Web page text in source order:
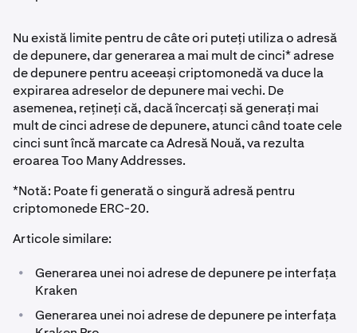
Nu există limite pentru de câte ori puteți utiliza o adresă
de depunere, dar generarea a mai mult de cinci* adrese
de depunere pentru aceeași criptomonedă va duce la
expirarea adreselor de depunere mai vechi. De
asemenea, rețineți că, dacă încercați să generați mai
mult de cinci adrese de depunere, atunci când toate cele
cinci sunt încă marcate ca Adresă Nouă, va rezulta
eroarea Too Many Addresses.
*Notă: Poate fi generată o singură adresă pentru
criptomonede ERC-20.
Articole similare:
•
Generarea unei noi adrese de depunere pe interfața
Kraken
•
Generarea unei noi adrese de depunere pe interfața